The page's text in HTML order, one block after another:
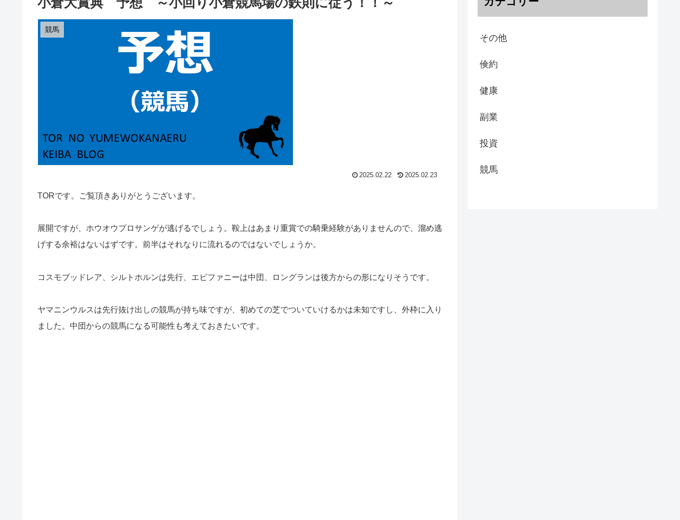
競馬
2025.02.22 2025.02.23
TORです。ご覧頂きありがとうございます。
展開ですが、ホウオウプロサンゲが逃げるでしょう。鞍上はあまり重賞での騎乗経験がありませんので、溜め逃
げする余裕はないはずです。前半はそれなりに流れるのではないでしょうか。
コスモブッドレア、シルトホルンは先行、エピファニーは中団、ロングランは後方からの形になりそうです。
ヤマニンウルスは先行抜け出しの競馬が持ち味ですが、初めての芝でついていけるかは未知ですし、外枠に入り
ました。中団からの競馬になる可能性も考えておきたいです。
その他
倹約
健康
副業
投資
競馬